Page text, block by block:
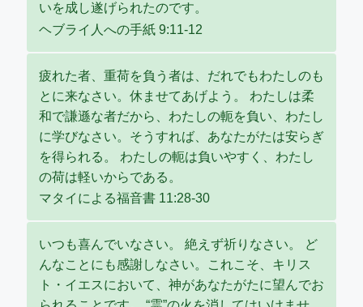
いを成し遂げられたのです。
ヘブライ人への手紙 9:11-12
疲れた者、重荷を負う者は、だれでもわたしのも
とに来なさい。休ませてあげよう。 わたしは柔
和で謙遜な者だから、わたしの軛を負い、わたし
に学びなさい。そうすれば、あなたがたは安らぎ
を得られる。 わたしの軛は負いやすく、わたし
の荷は軽いからである。
マタイによる福音書 11:28-30
いつも喜んでいなさい。 絶えず祈りなさい。 ど
んなことにも感謝しなさい。これこそ、キリス
ト・イエスにおいて、神があなたがたに望んでお